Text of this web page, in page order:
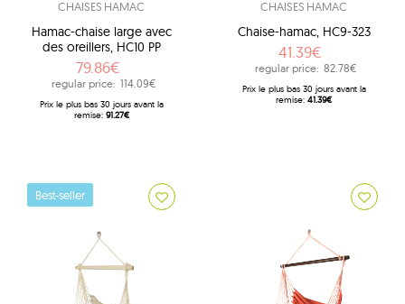
CHAISES HAMAC
Hamac-chaise large avec
des oreillers, HC10 PP
79.86€
regular price: 114.09€
Prix ​​le plus bas 30 jours avant la
remise: 91.27€
CHAISES HAMAC
Chaise-hamac, HC9-323
41.39€
regular price: 82.78€
Prix ​​le plus bas 30 jours avant la
remise: 41.39€
Best-seller